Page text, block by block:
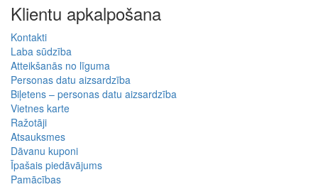
Klientu apkalpošana
Kontakti
Laba sūdzība
Atteikšanās no līguma
Personas datu aizsardzība
Biļetens – personas datu aizsardzība
Vietnes karte
Ražotāji
Atsauksmes
Dāvanu kuponi
Īpašais piedāvājums
Pamācības